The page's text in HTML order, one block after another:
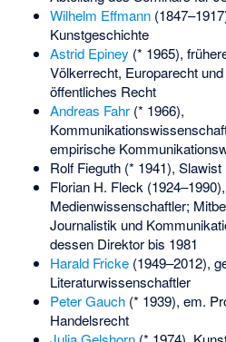
Wilhelm Effmann
Kunstgeschichte
Astrid Epiney (* 1965),
Völkerrecht, Europarecht
öffentliches Recht
Andreas Fahr(* 1966),
empirische
Rolf Fieguth(* 1941), Slawist
Florian H. Fleck
Medienwissenschaftler;
Journalistik und
dessen Direktor bis 1981
Harald Fricke(1949–2012),
Literaturwissenschaftler
Peter Gauch(* 1939), em.
Handelsrecht